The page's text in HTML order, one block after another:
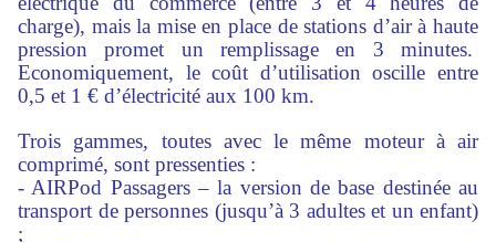
charge), mais la mise en place de stations d’air à haute
pression promet un remplissage en 3 minutes.
Economiquement, le coût d’utilisation oscille entre
0,5 et 1 € d’électricité aux 100 km.
Trois gammes, toutes avec le même moteur à air
comprimé, sont pressenties :
- AIRPod Passagers – la version de base destinée au
transport de personnes (jusqu’à 3 adultes et un enfant)
;